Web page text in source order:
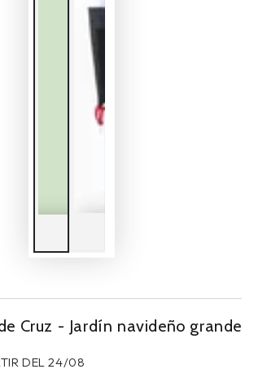
Cruz - Jardín navideño grande
DEL 24/08